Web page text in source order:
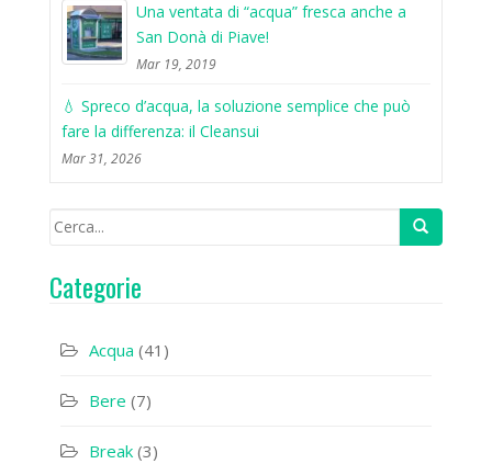
Una ventata di “acqua” fresca anche a
San Donà di Piave!
Mar 19, 2019
💧 Spreco d’acqua, la soluzione semplice che può
fare la differenza: il Cleansui
Mar 31, 2026
Categorie
Acqua (41)
Bere (7)
Break (3)